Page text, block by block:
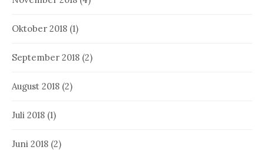
Oktober 2018 (1)
September 2018 (2)
August 2018 (2)
Juli 2018 (1)
Juni 2018 (2)